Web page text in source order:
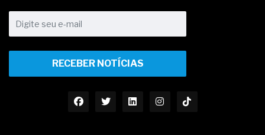
RECEBER NOTÍCIAS